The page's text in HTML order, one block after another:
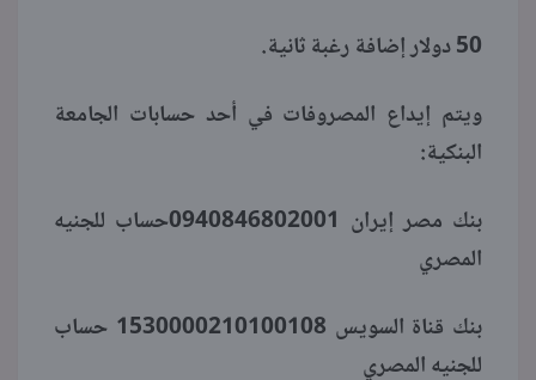
50 دولار إضافة رغبة ثانية.
ويتم إيداع المصروفات في أحد حسابات الجامعة
البنكية:
بنك مصر إيران 0940846802001حساب للجنيه
المصري
بنك قناة السويس 1530000210100108 حساب
للجنيه المصري